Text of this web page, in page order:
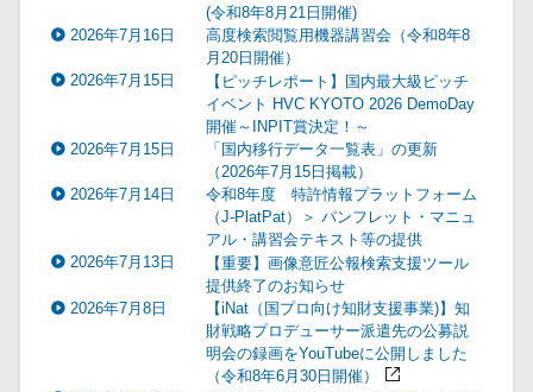
(令和8年8月21日開催)
2026年7月16日
高度検索閲覧用機器講習会（令和8年8
月20日開催）
2026年7月15日
【ピッチレポート】国内最大級ピッチ
イベント HVC KYOTO 2026 DemoDay
開催～INPIT賞決定！～
2026年7月15日
「国内移行データ一覧表」の更新
（2026年7月15日掲載）
2026年7月14日
令和8年度 特許情報プラットフォーム
（J-PlatPat）＞ パンフレット・マニュ
アル・講習会テキスト等の提供
2026年7月13日
【重要】画像意匠公報検索支援ツール
提供終了のお知らせ
2026年7月8日
【iNat（国プロ向け知財支援事業)】知
財戦略プロデューサー派遣先の公募説
明会の録画をYouTubeに公開しました
（令和8年6月30日開催）